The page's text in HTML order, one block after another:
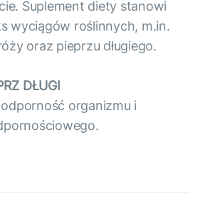
Suplement diety stanowi
wyciągów roślinnych, m.in.
oraz pieprzu długiego.
DŁUGI
organizmu i